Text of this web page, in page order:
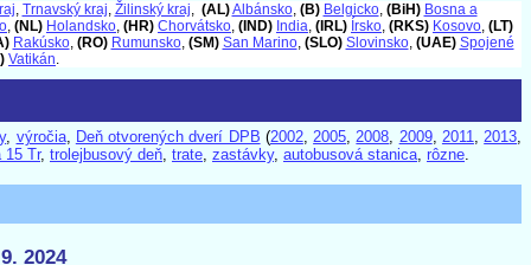
, Trnavský kraj, Žilinský kraj, (AL)Albánsko, (B) Belgicko, (BiH) Bosna a
, (NL) Holandsko, (HR) Chorvátsko, (IND) India, (IRL) Írsko, (RKS) Kosovo, (LT)
Rakúsko, (RO) Rumunsko, (SM) San Marino, (SLO) Slovinsko, (UAE) Spojené
Vatikán.
, výročia, Deň otvorených dverí DPB (2002,2005,2008, 2009, 2011,2013,
15 Tr, trolejbusový deň, trate, zastávky, autobusová stanica, rôzne.
2024